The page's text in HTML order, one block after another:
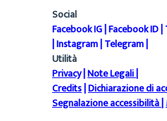
Social
Facebook IG|Facebook ID|
|Instagram|Telegram|
Utilità
Privacy|Note Legali|
Credits|Dichiarazione di
Segnalazione accessibilità|